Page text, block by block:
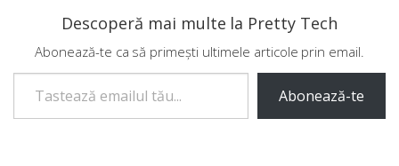
Descoperă mai multe la Pretty Tech
Abonează-te ca să primești ultimele articole prin email.
Tastează emailul tău...
Abonează-te